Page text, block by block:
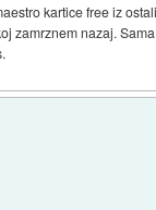
kartice free iz
zamrznem nazaj.